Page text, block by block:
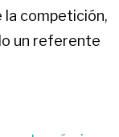
la competición,
un referente